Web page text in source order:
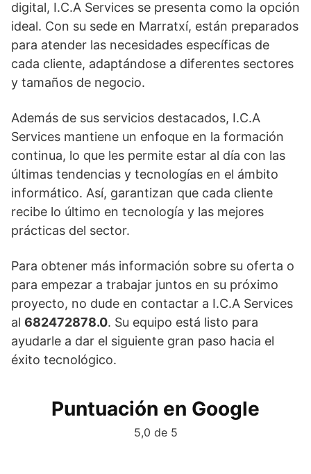
digital, I.C.A Services se presenta como la opción
ideal. Con su sede en Marratxí, están preparados
para atender las necesidades específicas de
cada cliente, adaptándose a diferentes sectores
y tamaños de negocio.
Además de sus servicios destacados, I.C.A
Services mantiene un enfoque en la formación
continua, lo que les permite estar al día con las
últimas tendencias y tecnologías en el ámbito
informático. Así, garantizan que cada cliente
recibe lo último en tecnología y las mejores
prácticas del sector.
Para obtener más información sobre su oferta o
para empezar a trabajar juntos en su próximo
proyecto, no dude en contactar a I.C.A Services
al 682472878.0. Su equipo está listo para
ayudarle a dar el siguiente gran paso hacia el
éxito tecnológico.
Puntuación en Google
5,0 de 5